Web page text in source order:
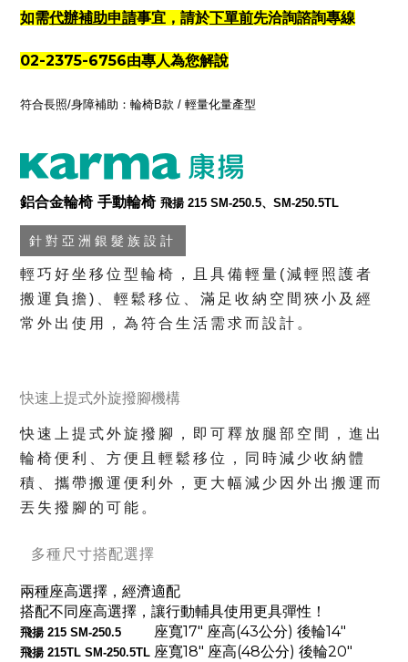
如需代辦補助申請事宜，請於下單前先洽詢諮詢專線
02-2375-6756由專人為您解說
符合長照/身障補助：輪椅B款 / 輕量化量產型
鋁合金輪椅 手動輪椅 飛揚 215 SM-250.5、SM-250.5TL
針對亞洲銀髮族設計
輕巧好坐移位型輪椅，且具備輕量(減輕照護者
搬運負擔)、輕鬆移位、滿足收納空間狹小及經
常外出使用，為符合生活需求而設計。
快速上提式外旋撥腳機構
快速上提式外旋撥腳，即可釋放腿部空間，進出
輪椅便利、方便且輕鬆移位，同時減少收納體
積、攜帶搬運便利外，更大幅減少因外出搬運而
丟失撥腳的可能。
多種尺寸搭配選擇
兩種座高選擇，經濟適配
搭配不同座高選擇，讓行動輔具使用更具彈性！
飛揚 215 SM-250.5 座寬17" 座高(43公分) 後輪14"
飛揚 215TL SM-250.5TL 座寬18" 座高(48公分) 後輪20"